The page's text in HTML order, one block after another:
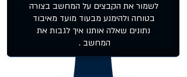
לשמור את הקבצים על המחשב בצורה
בטוחה ולהימנע מבעוד מועד מאיבוד
נתונים שאלה אותנו איך לגבות את
המחשב .